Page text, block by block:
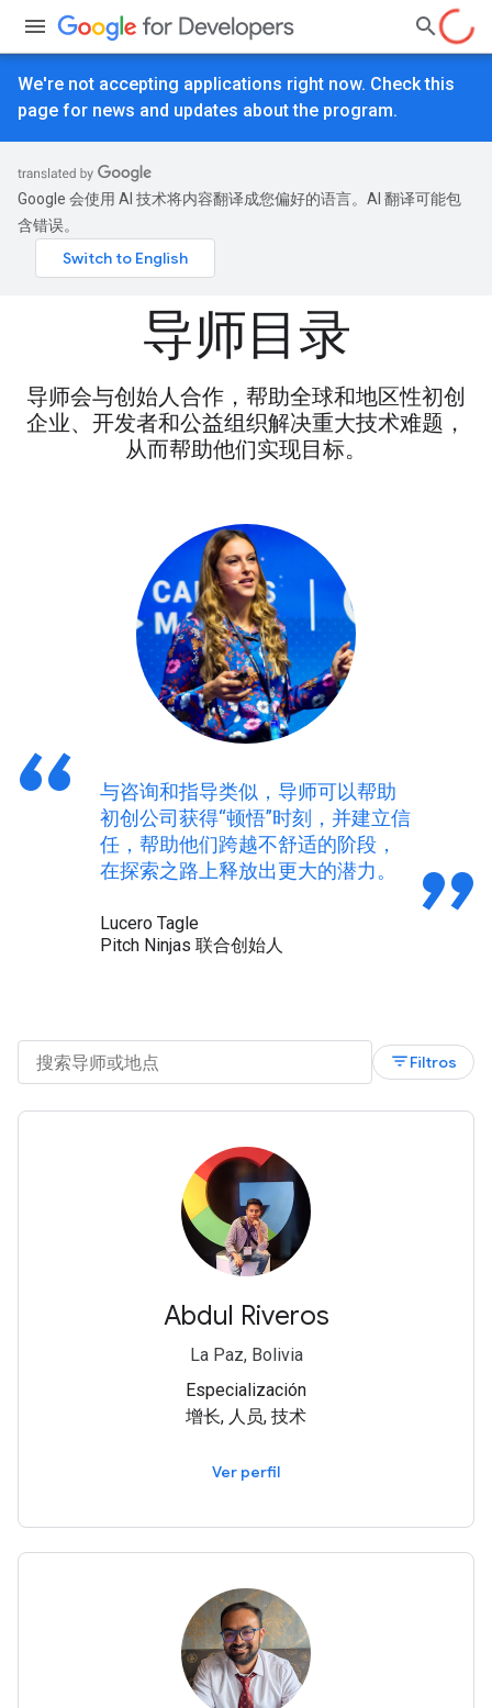
We're not accepting applications right now. Check this
page for news and updates about the program.
Google 会使用 AI 技术将内容翻译成您偏好的语言。AI 翻译可能包
含错误。
导师目录
导师会与创始人合作，帮助全球和地区性初创
企业、开发者和公益组织解决重大技术难题，
从而帮助他们实现目标。
与咨询和指导类似，导师可以帮助
初创公司获得“顿悟”时刻，并建立信
任，帮助他们跨越不舒适的阶段，
在探索之路上释放出更大的潜力。
Lucero Tagle
Pitch Ninjas 联合创始人
filter_listFiltros
Abdul Riveros
La Paz, Bolivia
Especialización
增长, 人员, 技术
Ver perfil